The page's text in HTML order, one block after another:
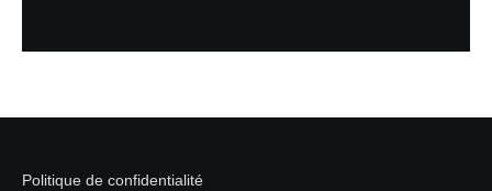
Politique de confidentialité